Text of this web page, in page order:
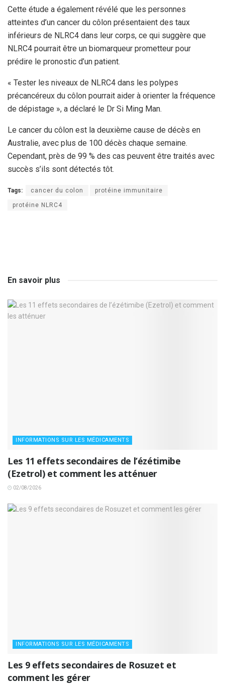
Cette étude a également révélé que les personnes
atteintes d’un cancer du côlon présentaient des taux
inférieurs de NLRC4 dans leur corps, ce qui suggère que
NLRC4 pourrait être un biomarqueur prometteur pour
prédire le pronostic d’un patient.
« Tester les niveaux de NLRC4 dans les polypes
précancéreux du côlon pourrait aider à orienter la fréquence
de dépistage », a déclaré le Dr Si Ming Man.
Le cancer du côlon est la deuxième cause de décès en
Australie, avec plus de 100 décès chaque semaine.
Cependant, près de 99 % des cas peuvent être traités avec
succès s’ils sont détectés tôt.
Tags: cancer du colon protéine immunitaire
protéine NLRC4
En savoir plus
INFORMATIONS SUR LES MÉDICAMENTS
Les 11 effets secondaires de l’ézétimibe
(Ezetrol) et comment les atténuer
02/08/2026
INFORMATIONS SUR LES MÉDICAMENTS
Les 9 effets secondaires de Rosuzet et
comment les gérer